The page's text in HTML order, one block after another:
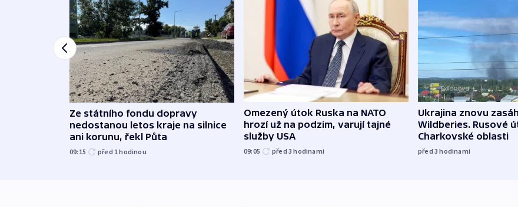
Ze státního fondu dopravy
nedostanou letos kraje na silnice
ani korunu, řekl Půta
09:15 před 1hodinou
Omezený útok Ruska na NATO
hrozí už na podzim, varují tajné
služby USA
09:05 před 3hodinami
Ukrajina znovu
Wildberies. Rusové
Charkovské oblasti
před 3hodinami